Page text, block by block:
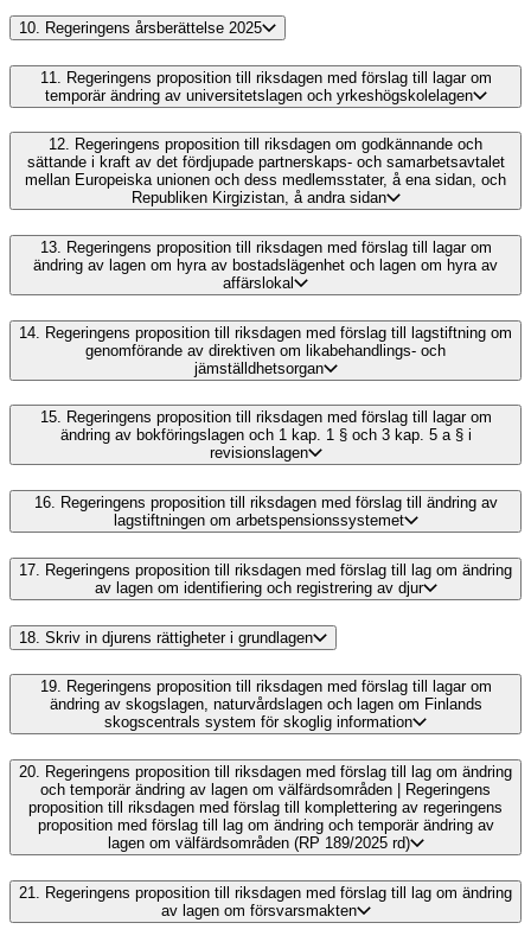
10. Regeringens årsberättelse 2025
11.
Regeringens proposition till riksdagen med förslag till lagar om
temporär ändring av universitetslagen och yrkeshögskolelagen
12. Regeringens proposition till riksdagen om godkännande och
sättande i kraft av det fördjupade partnerskaps- och samarbetsavtalet
mellan Europeiska unionen och dess medlemsstater, å ena sidan, och
Republiken Kirgizistan, å andra sidan
13.
Regeringens proposition till riksdagen med förslag till lagar om
ändring av lagen om hyra av bostadslägenhet och lagen om hyra av
affärslokal
14. Regeringens proposition till riksdagen med förslag till lagstiftning om
genomförande av direktiven om likabehandlings- och
jämställdhetsorgan
15. Regeringens proposition till riksdagen med förslag till lagar om
ändring av bokföringslagen och 1 kap. 1 § och 3 kap. 5 a § i
revisionslagen
16. Regeringens proposition till riksdagen med förslag till ändring av
lagstiftningen om arbetspensionssystemet
17.
Regeringens proposition till riksdagen med förslag till lag om ändring
av lagen om identifiering och registrering av djur
18. Skriv in djurens rättigheter i grundlagen
19. Regeringens proposition till riksdagen med förslag till lagar om
ändring av skogslagen, naturvårdslagen och lagen om Finlands
skogscentrals system för skoglig information
20.
Regeringens proposition till riksdagen med förslag till lag om ändring
och temporär ändring av lagen om välfärdsområden | Regeringens
proposition till riksdagen med förslag till komplettering av regeringens
proposition med förslag till lag om ändring och temporär ändring av
lagen om välfärdsområden (RP 189/2025 rd)
21.
Regeringens proposition till riksdagen med förslag till lag om ändring
av lagen om försvarsmakten